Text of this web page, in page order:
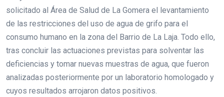
solicitado al Área de Salud de La Gomera el levantamiento
de las restricciones del uso de agua de grifo para el
consumo humano en la zona del Barrio de La Laja. Todo ello,
tras concluir las actuaciones previstas para solventar las
deficiencias y tomar nuevas muestras de agua, que fueron
analizadas posteriormente por un laboratorio homologado y
cuyos resultados arrojaron datos positivos.